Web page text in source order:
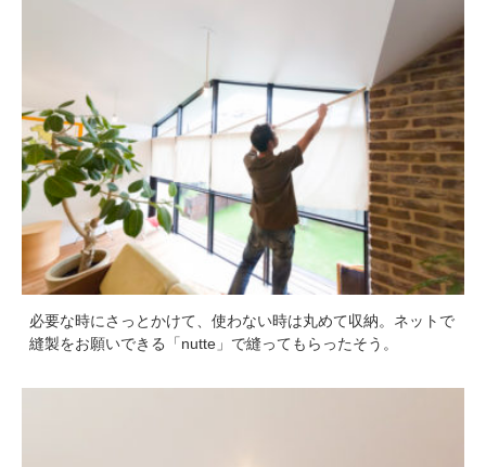
必要な時にさっとかけて、使わない時は丸めて収納。ネットで
縫製をお願いできる「nutte」で縫ってもらったそう。